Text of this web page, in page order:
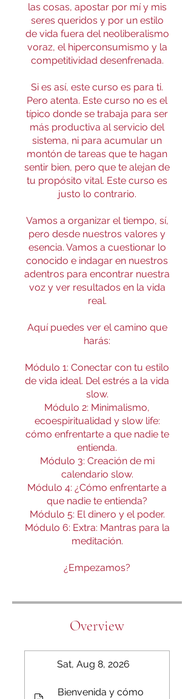
las cosas, apostar por mí y mis
seres queridos y por un estilo
de vida fuera del neoliberalismo
voraz, el hiperconsumismo y la
competitividad desenfrenada.
Si es así, este curso es para ti.
Pero atenta. Este curso no es el
típico donde se trabaja para ser
más productiva al servicio del
sistema, ni para acumular un
montón de tareas que te hagan
sentir bien, pero que te alejan de
tu propósito vital. Este curso es
justo lo contrario.
Vamos a organizar el tiempo, sí,
pero desde nuestros valores y
esencia. Vamos a cuestionar lo
conocido e indagar en nuestros
adentros para encontrar nuestra
voz y ver resultados en la vida
real.
Aquí puedes ver el camino que
harás:
Módulo 1: Conectar con tu estilo
de vida ideal. Del estrés a la vida
slow.
Módulo 2: Minimalismo,
ecoespiritualidad y slow life:
cómo enfrentarte a que nadie te
entienda.
Módulo 3: Creación de mi
calendario slow.
Módulo 4: ¿Cómo enfrentarte a
que nadie te entienda?
Módulo 5: El dinero y el poder.
Módulo 6: Extra: Mantras para la
meditación.
¿Empezamos?
Overview
Sat, Aug 8, 2026
Bienvenida y cómo